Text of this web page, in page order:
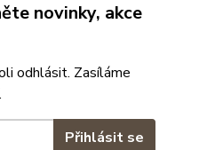
novinky, akce
odhlásit. Zasíláme
Přihlásit se